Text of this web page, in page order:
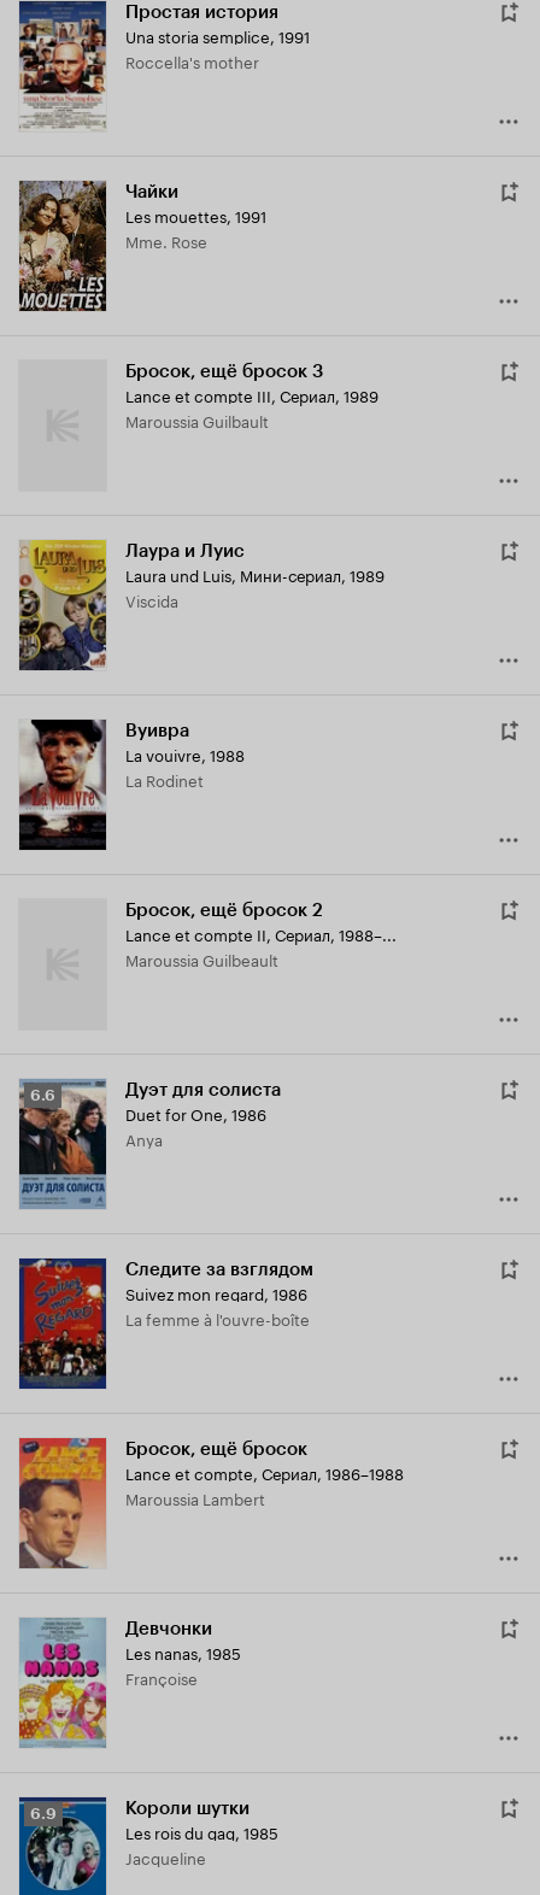
Простая история
Una storia semplice, 1991
Roccella's mother
Чайки
Les mouettes, 1991
Mme. Rose
Бросок, ещё бросок 3
Lance et compte III, Сериал, 1989
Maroussia Guilbault
Лаура и Луис
Laura und Luis, Мини-сериал, 1989
Viscida
Вуивра
La vouivre, 1988
La Rodinet
Бросок, ещё бросок 2
Lance et compte II, Сериал, 1988–...
Maroussia Guilbeault
Рейтинг
Кинопоиска
6.6
6.6 Дуэт для солиста
Duet for One, 1986
Anya
Следите за взглядом
Suivez mon regard, 1986
La femme à l'ouvre-boîte
Бросок, ещё бросок
Lance et compte, Сериал, 1986–1988
Maroussia Lambert
Девчонки
Les nanas, 1985
Françoise
Рейтинг
Кинопоиска
6.9
6.9 Короли шутки
Les rois du gag, 1985
Jacqueline